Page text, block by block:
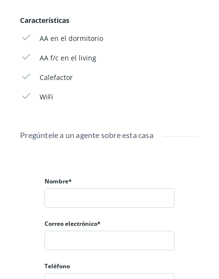
Características
AA en el dormitorio
AA f/c en el living
Calefactor
WiFi
Pregúntele a un agente sobre esta casa
Nombre*
Correo electrónico*
Teléfono